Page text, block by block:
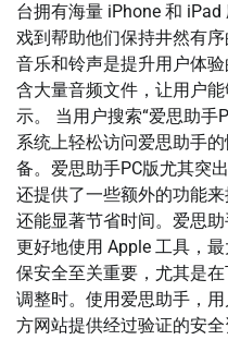
台拥有海量 iPhone 和
戏到帮助他们保持井然有
音乐和铃声是提升用户体
含大量音频文件，让用户
示。 当用户搜索“爱思助手
系统上轻松访问爱思助手
备。爱思助手PC版尤其突
还提供了一些额外的功能
还能显著节省时间。爱思
更好地使用 Apple 工具，
保安全至关重要，尤其是
调整时。使用爱思助手，
方网站提供经过验证的安